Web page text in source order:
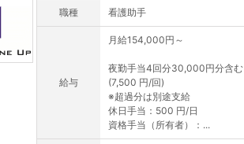
職種 看護助手
給与
月給154,000円～
夜勤手当4回分30,000円分含む
(7,500 円/回)
※超過分は別途支給
休日手当：500 円/日
資格手当（所有者）：...